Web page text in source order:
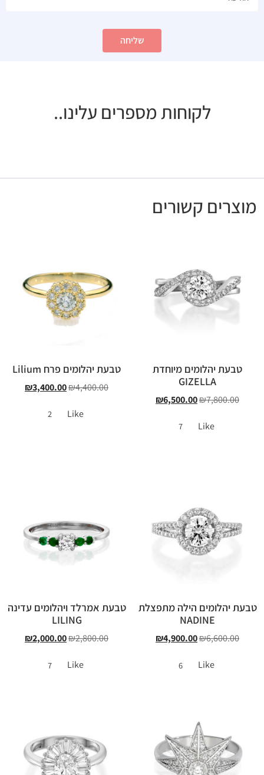
שליחה
לקוחות מספרים עלינו..
מוצרים קשורים
טבעת יהלומים מיוחדת
GIZELLA
₪7,800.00
₪6,500.00
Like
7
טבעת יהלומים פרח Lilium
₪4,400.00
₪3,400.00
Like
2
טבעת יהלומים הילה מתפצלת
NADINE
₪6,600.00
₪4,900.00
Like
6
טבעת אמרלד ויהלומים עדינה
LILING
₪2,800.00
₪2,000.00
Like
7